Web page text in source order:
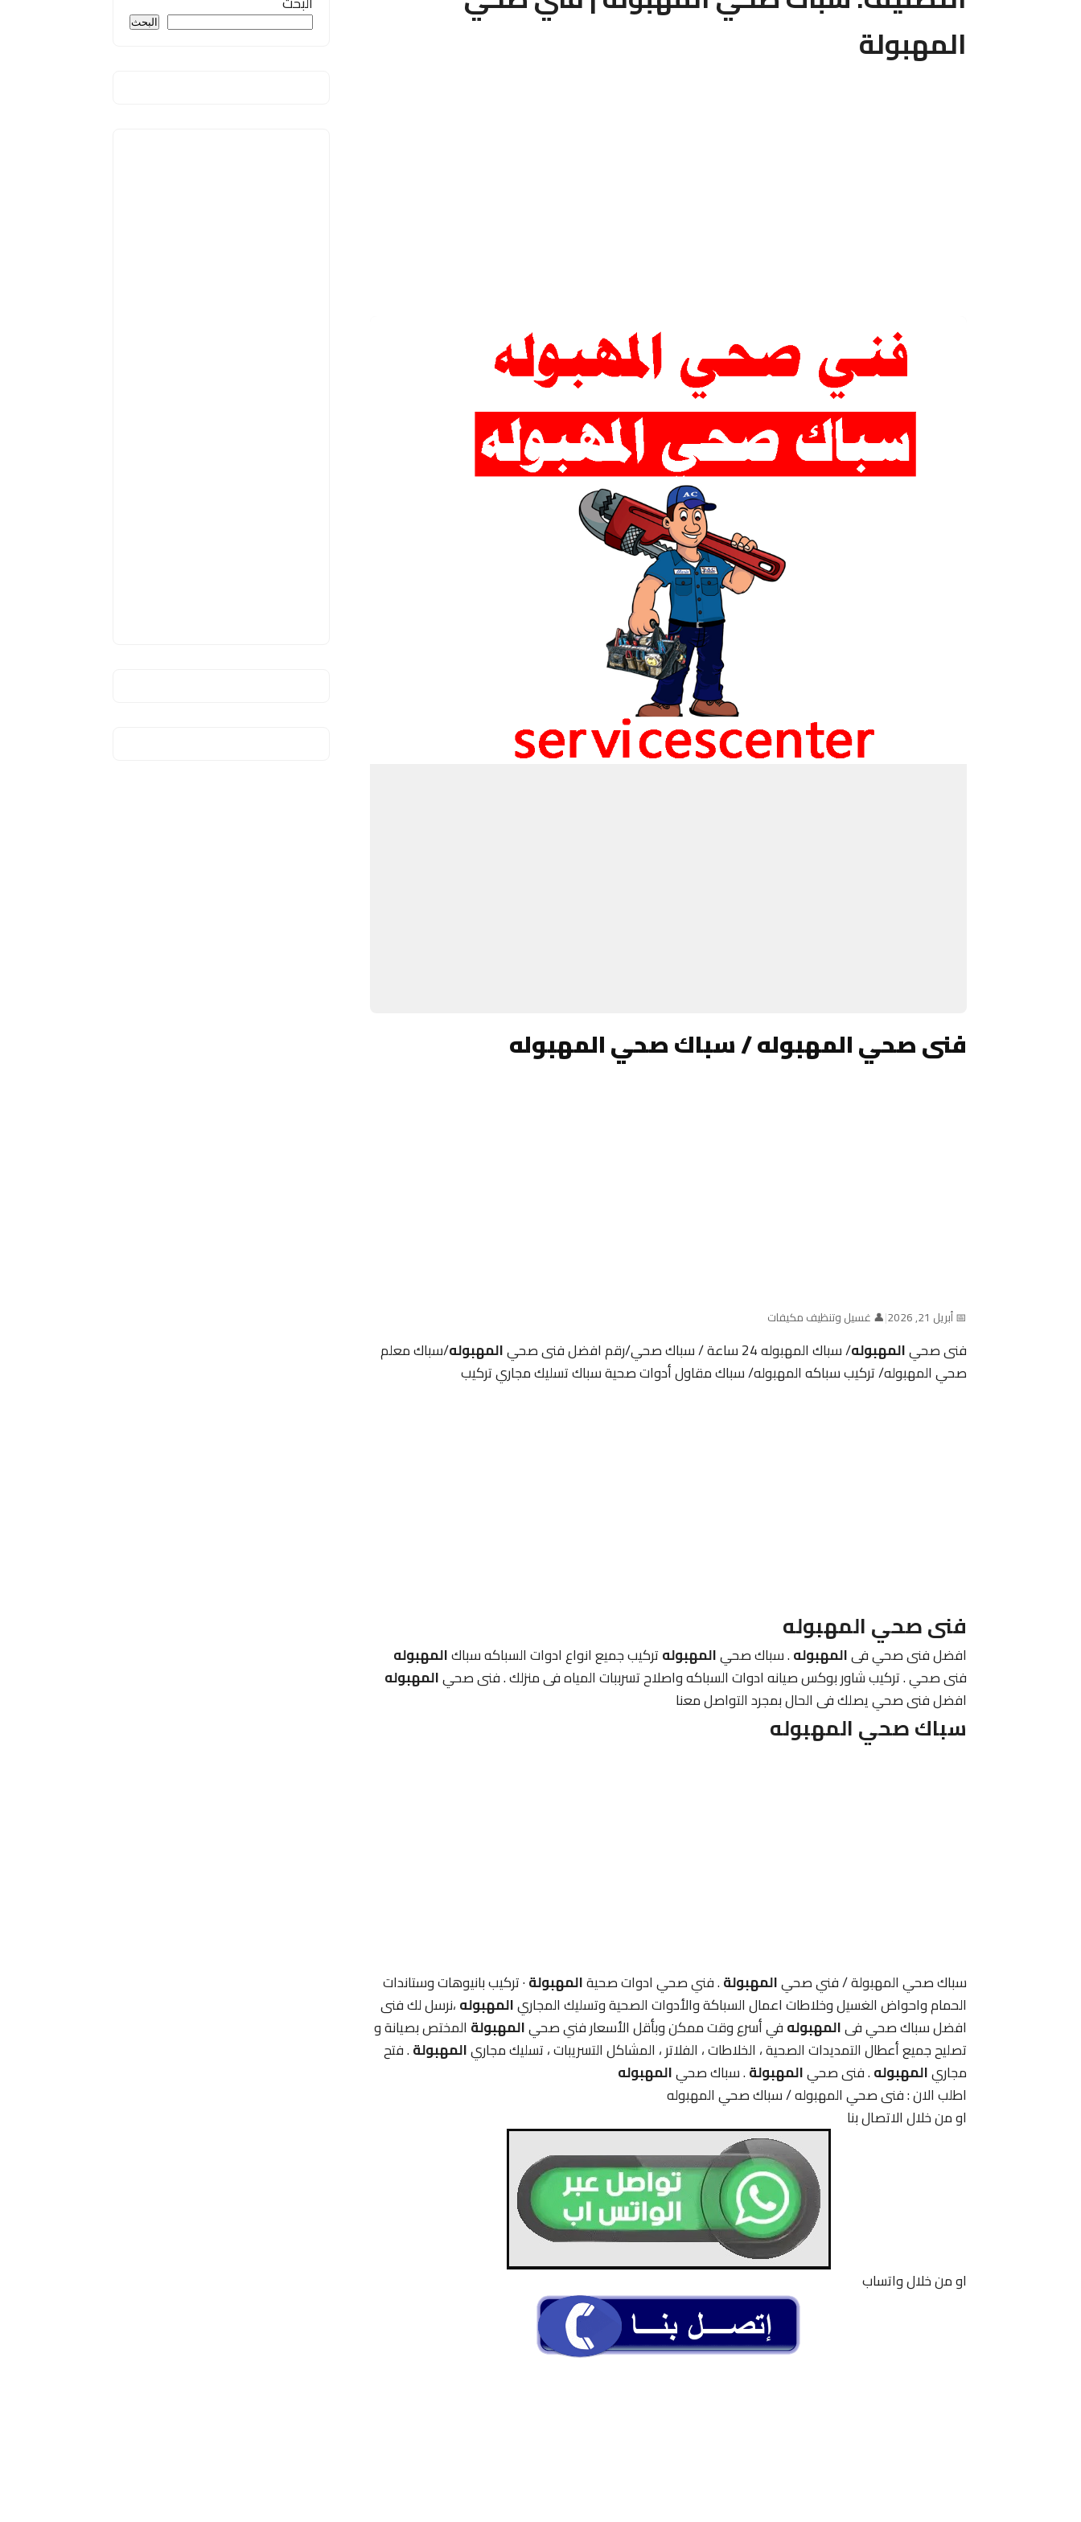
المهبولة
فنى صحي المهبوله / سباك صحي المهبوله
📅 أبريل 21, 2026 |👤 غسيل وتنظيف مكيفات
فنى صحيالمهبوله/ سباك المهبوله 24 ساعة / سباك صحي/رقم افضل فنى صحي المهبوله/سباك معلم
صحي المهبوله/ تركيب سباكه المهبوله/ سباك مقاول أدوات صحية سباك تسليك مجاري تركيب
فنى صحي المهبوله
افضل فنى صحي فىالمهبوله. سباك صحيالمهبولهتركيب جميع انواع ادوات السباكه سباكالمهبوله
فنى صحي . تركيب شاور بوكس صيانه ادوات السباكه واصلاح تسرببات المياه فى منزلك . فنى صحيالمهبوله
افضل فنى صحي يصلك فى الحال بمجرد التواصل معنا
سباك صحي المهبوله
سباك صحي المهبولة / فني صحيالمهبولة. فني صحي ادوات صحيةالمهبولة· تركيب بانيوهات وستاندات
الحمام واحواض الغسيل وخلاطات اعمال السباكة والأدوات الصحية وتسليك المجاريالمهبوله،نرسل لك فنى
افضل سباك صحي فىالمهبولهفي أسرع وقت ممكن وبأقل الأسعار فني صحيالمهبولة المختص بصيانة و
تصليح جميع أعطال التمديدات الصحية ، الخلاطات ، الفلاتر ، المشاكل التسريبات ، تسليك مجاريالمهبولة. فتح
مجاريالمهبوله. فنى صحيالمهبولة. سباك صحيالمهبوله
اطلب الان : فنى صحي المهبوله / سباك صحي المهبوله
او من خلال الاتصال بنا
او من خلال واتساب
البحث